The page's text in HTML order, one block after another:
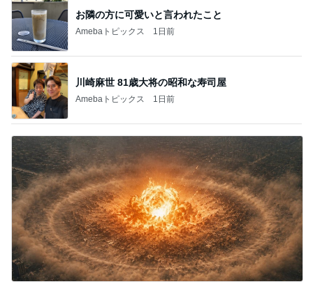
お隣の方に可愛いと言われたこと
Amebaトピックス 1日前
川崎麻世 81歳大将の昭和な寿司屋
Amebaトピックス 1日前